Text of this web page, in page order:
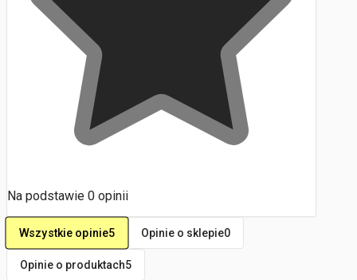
Na podstawie 0 opinii
Wszystkie opinie5 Opinie o sklepie0
Opinie o produktach5